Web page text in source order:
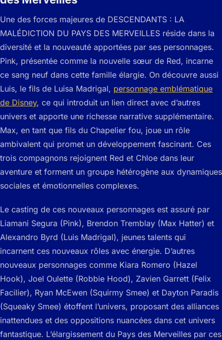
Une des forces majeures de DESCENDANTS : LA
MALÉDICTION DU PAYS DES MERVEILLES réside dans la
diversité et la nouveauté apportées par ses personnages.
Pink, présentée comme la nouvelle sœur de Red, incarne
ce sang neuf dans cette famille élargie. On découvre aussi
Luis, le fils de Luisa Madrigal, personnage emblématique
de Disney, ce qui introduit un lien direct avec d’autres
univers et apporte une richesse narrative supplémentaire.
Max, en tant que fils du Chapelier fou, joue un rôle
ambivalent qui promet un développement fascinant. Ces
trois compagnons rejoignent Red et Chloe dans leur
aventure et forment un groupe hétérogène aux dynamiques
sociales et émotionnelles complexes.
Le casting de ces nouveaux personnages est assuré par
Liamani Segura (Pink), Brendon Tremblay (Max Hatter) et
Alexandro Byrd (Luis Madrigal), jeunes talents qui
incarnent ces nouveaux rôles avec énergie. D’autres
nouveaux personnages comme Kiara Romero (Hazel
Hook), Joel Oulette (Robbie Hood), Zavien Garrett (Felix
Facilier), Ryan McEwen (Squirmy Smee) et Dayton Paradis
(Squeaky Smee) étoffent l’univers, proposant des alliances
inattendues et des oppositions nuancées dans cet univers
fantastique. L’élargissement du Pays des Merveilles par ces